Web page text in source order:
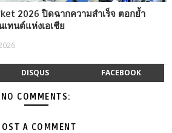
2026 ปิดฉากความสำเร็จ ตอกย้ำ
ทนต์แห่งเอเชีย
DISQUS FACEBOOK
NO COMMENTS:
A COMMENT